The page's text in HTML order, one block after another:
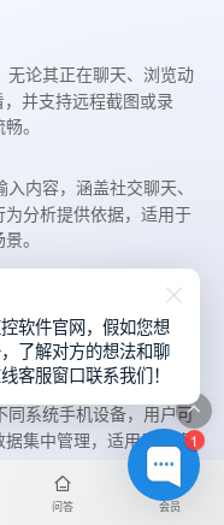
无论其正在聊天、浏览动
并支持远程截图或录
。
内容，涵盖社交聊天、
分析提供依据，适用于
。
Android、鸿蒙系统之间
米、OPPO、vivo、三
制。
同系统手机设备，用户可
集中管理，适用于家庭
问答 会员
1
软件官网，假如您想
了解对方的想法和聊
客服窗口联系我们！